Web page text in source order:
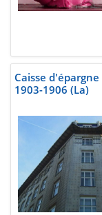
Caisse
1903-1906 (La)